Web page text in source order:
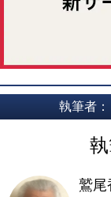
執筆者
鷲尾